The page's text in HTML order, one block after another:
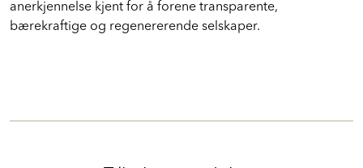
anerkjennelse kjent for å forene transparente,
bærekraftige og regenererende selskaper.